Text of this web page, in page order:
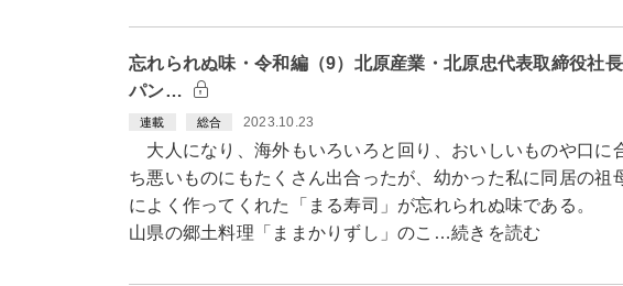
忘れられぬ味・令和編（9）北原産業・北原忠代表取締役社
パン…
連載 総合 2023.10.23
大人になり、海外もいろいろと回り、おいしいものや口に
ち悪いものにもたくさん出合ったが、幼かった私に同居の祖
によく作ってくれた「まる寿司」が忘れられぬ味である。
山県の郷土料理「ままかりずし」のこ…続きを読む